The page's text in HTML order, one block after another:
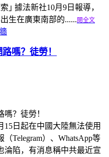
｣ 據法新社10月9日報導，
生在廣東南部的...... 閱全文
嗎？徒勞！
15日起在中國大陸無法使用
Telegram）、WhatsApp等
淪陷，有消息稱中共最近宣